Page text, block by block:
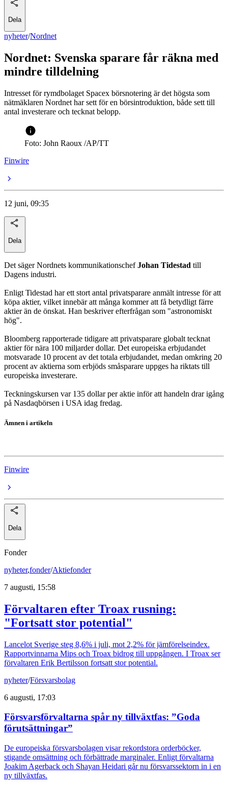
Dela
nyheter/Nordnet
Nordnet: Svenska sparare får räkna med
mindre tilldelning
Intresset för rymdbolaget Spacex börsnotering är det högsta som
nätmäklaren Nordnet har sett för en börsintroduktion, både sett till
antal investerare och tecknat belopp.
Foto: John Raoux /AP/TT
Finwire
12 juni, 09:35
Dela
Det säger Nordnets kommunikationschefJohan Tidestad till
Dagens industri.
Enligt Tidestad har ett stort antal privatsparare anmält intresse för att
köpa aktier, vilket innebär att många kommer att få betydligt färre
aktier än de önskat. Han beskriver efterfrågan som "astronomiskt
hög".
Bloomberg rapporterade tidigare att privatsparare globalt tecknat
aktier för nära 100 miljarder dollar. Det europeiska erbjudandet
motsvarade 10 procent av det totala erbjudandet, medan omkring 20
procent av aktierna som erbjöds småsparare uppges ha riktats till
europeiska investerare.
Teckningskursen var 135 dollar per aktie inför att handeln drar igång
på Nasdaqbörsen i USA idag fredag.
Ämnen i artikeln
Finwire
Dela
Fonder
nyheter,fonder/Aktiefonder
7 augusti, 15:58
Förvaltaren efter Troax rusning:
"Fortsatt stor potential"
Lancelot Sverige steg 8,6% i juli, mot 2,2% för jämförelseindex.
Rapportvinnarna Mips och Troax bidrog till uppgången. I Troax ser
förvaltaren Erik Bertilsson fortsatt stor potential.
nyheter/Försvarsbolag
6 augusti, 17:03
Försvarsförvaltarna spår ny tillväxtfas: ”Goda
förutsättningar”
De europeiska försvarsbolagen visar rekordstora orderböcker,
stigande omsättning och förbättrade marginaler. Enligt förvaltarna
Joakim Agerback och Shayan Heidari går nu försvarssektorn in i en
ny tillväxtfas.